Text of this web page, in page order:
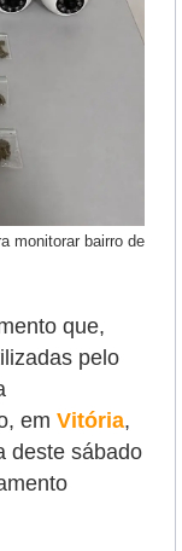
monitorar bairro de
que,
pelo
em Vitória,
deste sábado